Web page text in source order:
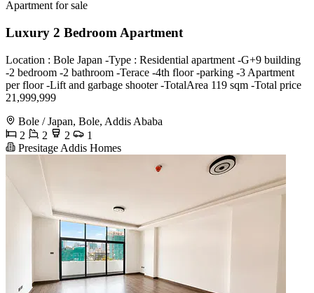
Apartment for sale
Luxury 2 Bedroom Apartment
Location : Bole Japan -Type : Residential apartment -G+9 building
-2 bedroom -2 bathroom -Terace -4th floor -parking -3 Apartment
per floor -Lift and garbage shooter -TotalArea 119 sqm -Total price
21,999,999
Bole / Japan, Bole, Addis Ababa
2
2 2
1
Presitage Addis Homes